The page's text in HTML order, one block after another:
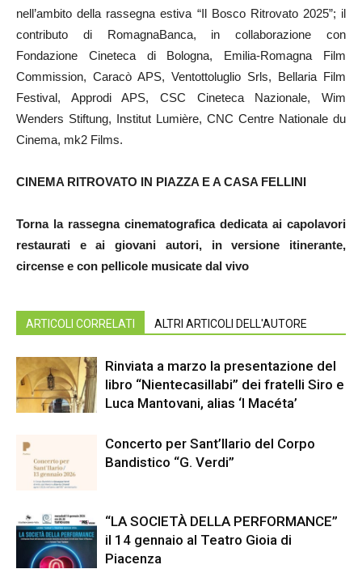
nell’ambito della rassegna estiva “Il Bosco Ritrovato 2025”; il
contributo di RomagnaBanca, in collaborazione con
Fondazione Cineteca di Bologna, Emilia-Romagna Film
Commission, Caracò APS, Ventottoluglio Srls, Bellaria Film
Festival, Approdi APS, CSC Cineteca Nazionale, Wim
Wenders Stiftung, Institut Lumière, CNC Centre Nationale du
Cinema, mk2 Films.
CINEMA RITROVATO IN PIAZZA E A CASA FELLINI
Torna la rassegna cinematografica dedicata ai capolavori
restaurati e ai giovani autori, in versione itinerante,
circense e con pellicole musicate dal vivo
ARTICOLI CORRELATI ALTRI ARTICOLI DELL'AUTORE
Rinviata a marzo la presentazione del
libro “Nientecasillabi” dei fratelli Siro e
Luca Mantovani, alias ‘I Macéta’
Concerto per Sant’Ilario del Corpo
Bandistico “G. Verdi”
“LA SOCIETÀ DELLA PERFORMANCE”
il 14 gennaio al Teatro Gioia di
Piacenza